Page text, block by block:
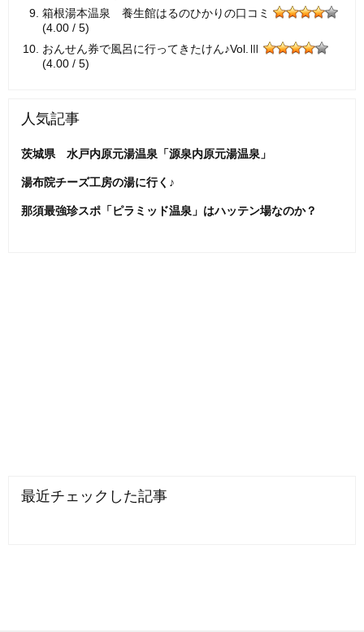
箱根湯本温泉 養生館はるのひかりの口コミ
(4.00 / 5)
おんせん券で風呂に行ってきたけん♪Vol.Ⅲ
(4.00 / 5)
人気記事
茨城県 水戸内原元湯温泉「源泉内原元湯温泉」
湯布院チーズ工房の湯に行く♪
那須最強珍スポ「ピラミッド温泉」はハッテン場なのか？
最近チェックした記事